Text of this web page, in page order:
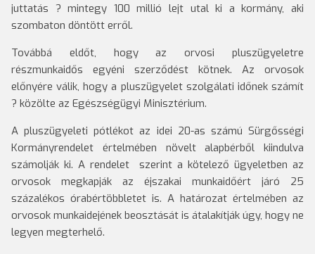
juttatás ? mintegy 100 millió lejt utal ki a kormány, aki
szombaton döntött erről.
Továbbá eldőt, hogy az orvosi pluszügyeletre
részmunkaidős egyéni szerződést kötnek. Az orvosok
előnyére válik, hogy a pluszügyelet szolgálati időnek számít
? közölte az Egészségügyi Minisztérium.
A pluszügyeleti pótlékot az idei 20-as számú Sürgősségi
Kormányrendelet értelmében növelt alapbérből kiindulva
számolják ki. A rendelet szerint a kötelező ügyeletben az
orvosok megkapják az éjszakai munkaidőért járó 25
százalékos órabértöbbletet is. A határozat értelmében az
orvosok munkaidejének be­osztását is átalakítják úgy, hogy ne
legyen megterhelő.